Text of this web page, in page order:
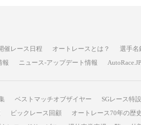
催レース日程 オートレースとは？ 選手名
報
ニュース-アップデート情報
ベストマッチオブザイヤー SGレース特設
ビックレース回顧 オートレース70年の歴史